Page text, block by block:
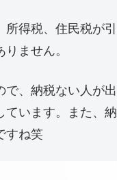
得税、住民税が
ません。
、納税ない人が
います。また、
すね笑